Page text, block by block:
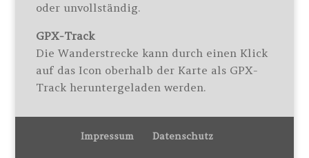
oder unvollständig.
GPX-Track
Die Wanderstrecke kann durch einen Klick
auf das Icon oberhalb der Karte als GPX-
Track heruntergeladen werden.
Impressum Datenschutz